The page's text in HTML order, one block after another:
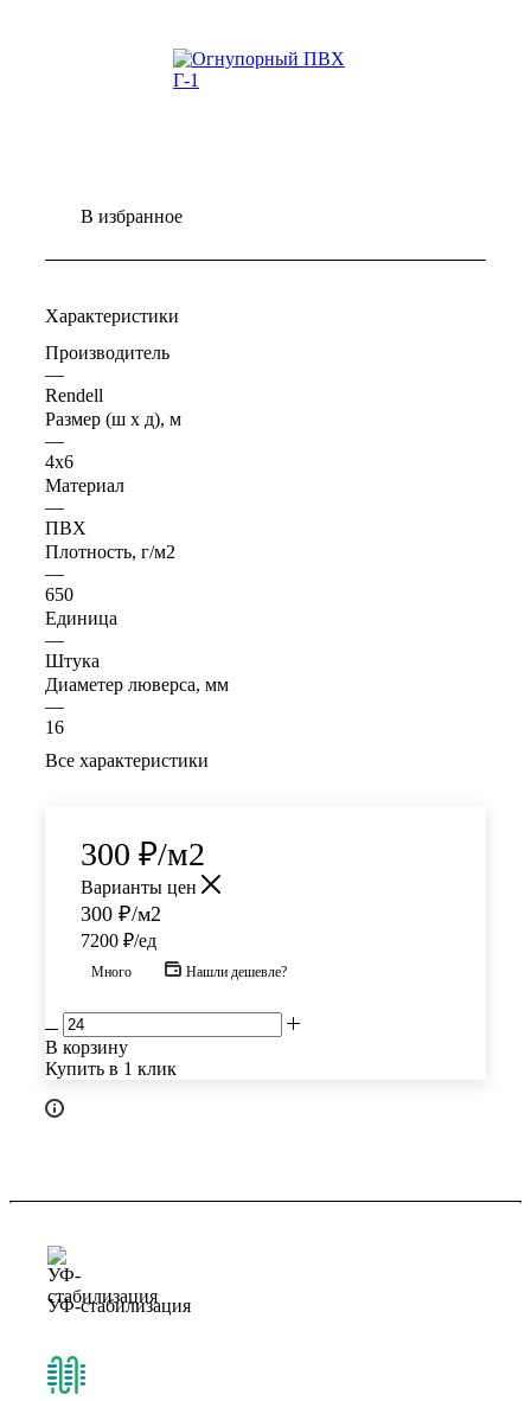
В избранное
Характеристики
Производитель
—
Rendell
Размер (ш х д), м
—
4х6
Материал
—
ПВХ
Плотность, г/м2
—
650
Единица
—
Штука
Диаметер люверса, мм
—
16
Все характеристики
300 ₽/м2
Варианты цен
300 ₽/м2
7200 ₽/ед
Много Нашли дешевле?
В корзину
Купить в 1 клик
УФ-стабилизация